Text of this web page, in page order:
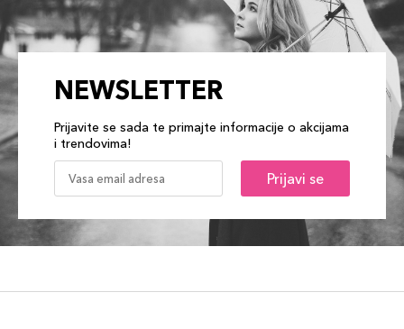
NEWSLETTER
Prijavite se sada te primajte informacije o akcijama
i trendovima!
Prijavi se